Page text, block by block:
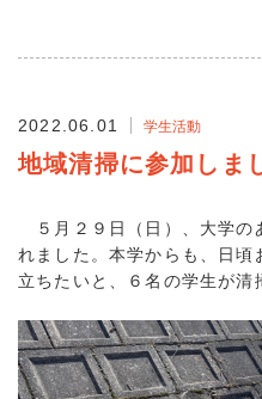
2022.06.01 学生活動
地域清掃に参加しま
５月２９日（日）、大学の
れました。本学からも、日頃
立ちたいと、６名の学生が清